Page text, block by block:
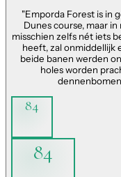
"Emporda Forest is in
Dunes course, maar
misschien zelfs nét iets
heeft, zal onmiddellijk
beide banen werden
holes worden
84
84